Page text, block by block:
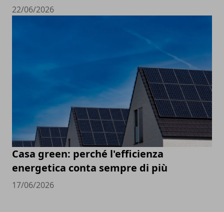
22/06/2026
Casa green: perché l'efficienza
energetica conta sempre di più
17/06/2026